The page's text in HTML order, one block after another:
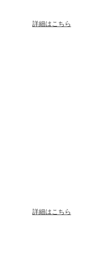
詳細はこちら
詳細はこちら